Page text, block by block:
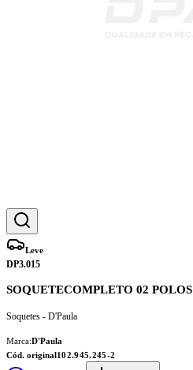
Leve
DP3.015
SOQUETECOMPLETO 02 POLOS
Soquetes - D'Paula
Marca:D'Paula
Cód. original102.945.245-2